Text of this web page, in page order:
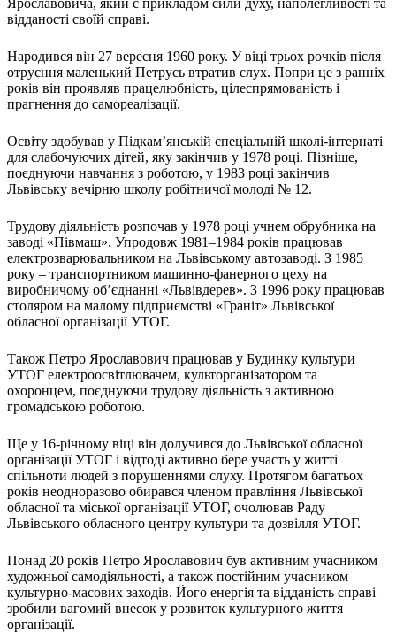
Атестація
Безбар'єрність для глухих
Волинська область
Дніпропетровська область
Донецька область
Закарпатська область
Запорізька область
Івано-Франківська область
Київська область
Кіровоградська область
Львівська область
Миколаївська область
Одеська область
Полтавська область
Сумська область
Тернопільська область
Харківська область
Хмельницька область
Черкаська область
Чернівецька область
Чернігівська область
Особи відповідальні за контактування з
Вивчаємо жестову мову
Дитяча сторінка
Новини про жестову мову
відданості своїй справі.
Народився він 27 вересня 1960 року. У віці трьох рочків після
отруєння маленький Петрусь втратив слух. Попри це з ранніх
років він проявляв працелюбність, цілеспрямованість і
прагнення до самореалізації.
Освіту здобував у Підкам’янській спеціальній школі-інтернаті
для слабочуючих дітей, яку закінчив у 1978 році. Пізніше,
поєднуючи навчання з роботою, у 1983 році закінчив
Львівську вечірню школу робітничої молоді № 12.
Трудову діяльність розпочав у 1978 році учнем обрубника на
заводі «Півмаш». Упродовж 1981–1984 років працював
електрозварювальником на Львівському автозаводі. З 1985
року – транспортником машинно-фанерного цеху на
виробничому об’єднанні «Львівдерев». З 1996 року працював
столяром на малому підприємстві «Граніт» Львівської
обласної організації УТОГ.
Також Петро Ярославович працював у Будинку культури
УТОГ електроосвітлювачем, культорганізатором та
охоронцем, поєднуючи трудову діяльність з активною
громадською роботою.
Ще у 16-річному віці він долучився до Львівської обласної
організації УТОГ і відтоді активно бере участь у житті
спільноти людей з порушеннями слуху. Протягом багатьох
років неодноразово обирався членом правління Львівської
обласної та міської організації УТОГ, очолював Раду
Львівського обласного центру культури та дозвілля УТОГ.
Понад 20 років Петро Ярославович був активним учасником
художньої самодіяльності, а також постійним учасником
культурно-масових заходів. Його енергія та відданість справі
зробили вагомий внесок у розвиток культурного життя
організації.